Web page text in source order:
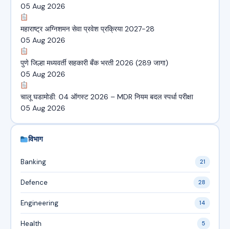
05 Aug 2026
महाराष्ट्र अग्निशमन सेवा प्रवेश प्रक्रिया 2027-28
05 Aug 2026
पुणे जिल्हा मध्यवर्ती सहकारी बँक भरती 2026 (289 जागा)
05 Aug 2026
चालू घडामोडी: 04 ऑगस्ट 2026 – MDR नियम बदल स्पर्धा परीक्षा
05 Aug 2026
विभाग
Banking 21
Defence 28
Engineering 14
Health 5